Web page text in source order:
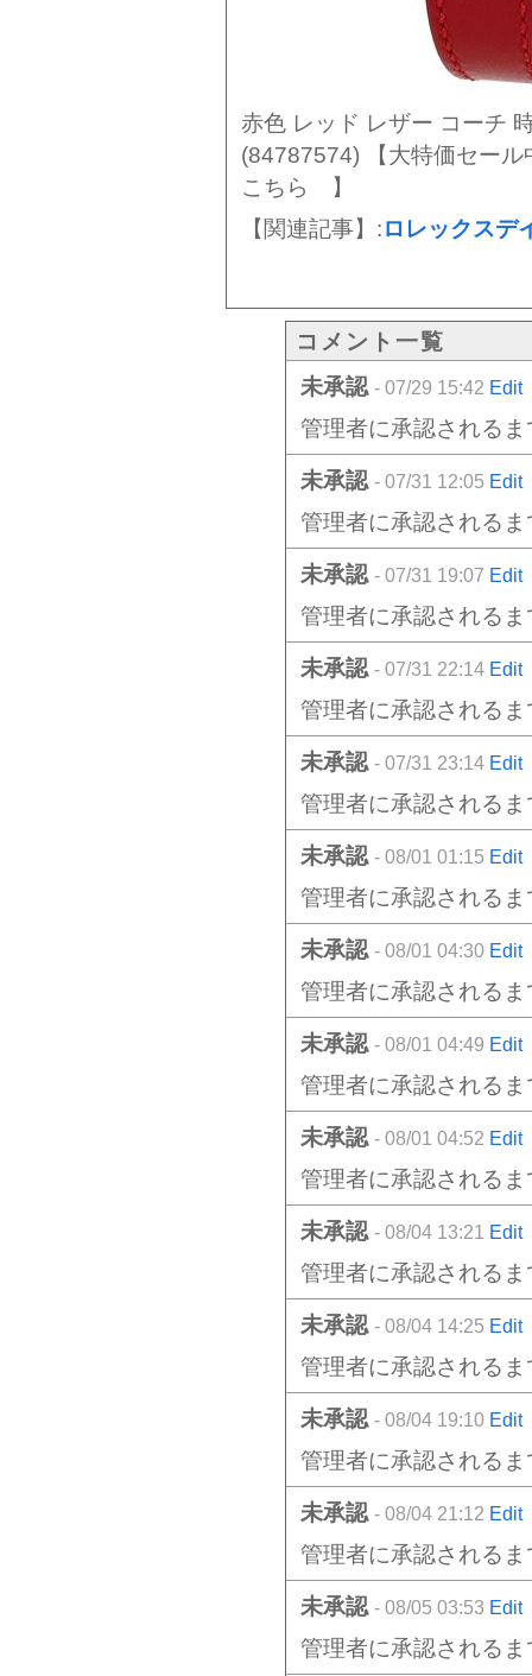
赤色 レッド レザー コーチ
(84787574) 【大特価セー
こちら 】
【関連記事】:ロレックスデ
コメント一覧
未承認 - 07/29 15:42 Edit
管理者に承認される
未承認 - 07/31 12:05 Edit
管理者に承認される
未承認 - 07/31 19:07 Edit
管理者に承認される
未承認 - 07/31 22:14 Edit
管理者に承認される
未承認 - 07/31 23:14 Edit
管理者に承認される
未承認 - 08/01 01:15 Edit
管理者に承認される
未承認 - 08/01 04:30 Edit
管理者に承認される
未承認 - 08/01 04:49 Edit
管理者に承認される
未承認 - 08/01 04:52 Edit
管理者に承認される
未承認 - 08/04 13:21 Edit
管理者に承認される
未承認 - 08/04 14:25 Edit
管理者に承認される
未承認 - 08/04 19:10 Edit
管理者に承認される
未承認 - 08/04 21:12 Edit
管理者に承認される
未承認 - 08/05 03:53 Edit
管理者に承認される